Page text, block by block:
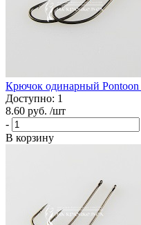
Крючок одинарный Pontoon
Доступно: 1
8.60 руб. /шт
-
В корзину